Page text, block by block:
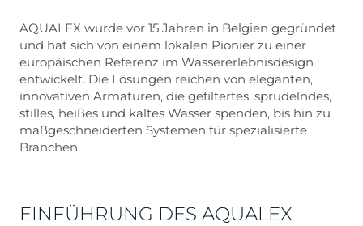
AQUALEX wurde vor 15 Jahren in Belgien gegründet
und hat sich von einem lokalen Pionier zu einer
europäischen Referenz im Wassererlebnisdesign
entwickelt. Die Lösungen reichen von eleganten,
innovativen Armaturen, die gefiltertes, sprudelndes,
stilles, heißes und kaltes Wasser spenden, bis hin zu
maßgeschneiderten Systemen für spezialisierte
Branchen.
EINFÜHRUNG DES AQUALEX